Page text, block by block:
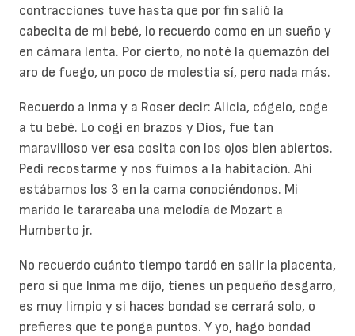
contracciones tuve hasta que por fin salió la
cabecita de mi bebé, lo recuerdo como en un sueño y
en cámara lenta. Por cierto, no noté la quemazón del
aro de fuego, un poco de molestia sí, pero nada más.
Recuerdo a Inma y a Roser decir: Alicia, cógelo, coge
a tu bebé. Lo cogí en brazos y Dios, fue tan
maravilloso ver esa cosita con los ojos bien abiertos.
Pedí recostarme y nos fuimos a la habitación. Ahí
estábamos los 3 en la cama conociéndonos. Mi
marido le tarareaba una melodía de Mozart a
Humberto jr.
No recuerdo cuánto tiempo tardó en salir la placenta,
pero sí que Inma me dijo, tienes un pequeño desgarro,
es muy limpio y si haces bondad se cerrará solo, o
prefieres que te ponga puntos. Y yo, hago bondad